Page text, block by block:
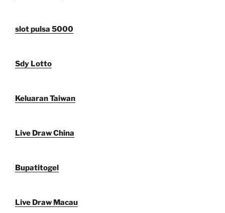
slot pulsa 5000
Sdy Lotto
Keluaran Taiwan
Live Draw China
Bupatitogel
Live Draw Macau